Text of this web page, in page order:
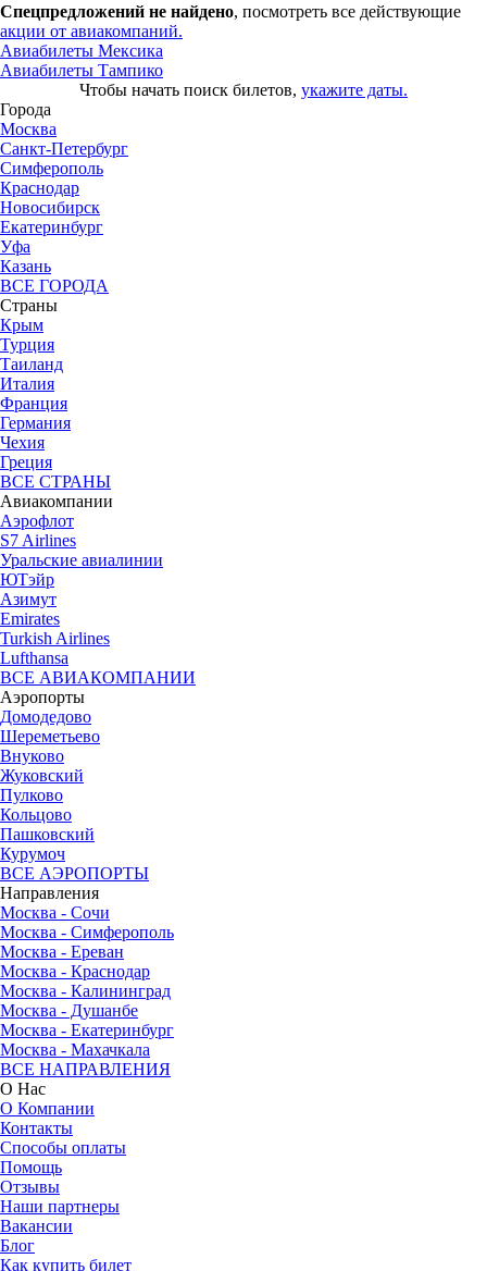
Спецпредложений не найдено, посмотреть все действующие
акции от авиакомпаний.
Авиабилеты Мексика
Авиабилеты Тампико
Чтобы начать поиск билетов, укажите даты.
Города
Москва
Санкт-Петербург
Симферополь
Краснодар
Новосибирск
Екатеринбург
Уфа
Казань
ВСЕ ГОРОДА
Страны
Крым
Турция
Таиланд
Италия
Франция
Германия
Чехия
Греция
ВСЕ СТРАНЫ
Авиакомпании
Аэрофлот
S7 Airlines
Уральские авиалинии
ЮТэйр
Азимут
Emirates
Turkish Airlines
Lufthansa
ВСЕ АВИАКОМПАНИИ
Аэропорты
Домодедово
Шереметьево
Внуково
Жуковский
Пулково
Кольцово
Пашковский
Курумоч
ВСЕ АЭРОПОРТЫ
Направления
Москва - Сочи
Москва - Симферополь
Москва - Ереван
Москва - Краснодар
Москва - Калининград
Москва - Душанбе
Москва - Екатеринбург
Москва - Махачкала
ВСЕ НАПРАВЛЕНИЯ
О Нас
О Компании
Контакты
Способы оплаты
Помощь
Отзывы
Наши партнеры
Вакансии
Блог
Как купить билет